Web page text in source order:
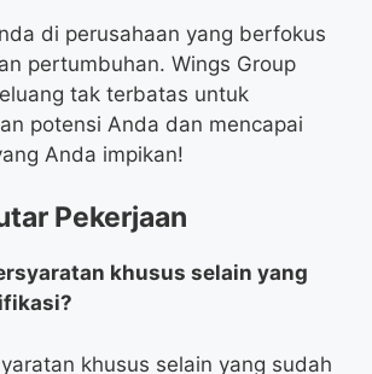
di perusahaan yang berfokus
pertumbuhan. Wings Group
tak terbatas untuk
potensi Anda dan mencapai
Anda impikan!
Pekerjaan
khusus selain yang
khusus selain yang sudah